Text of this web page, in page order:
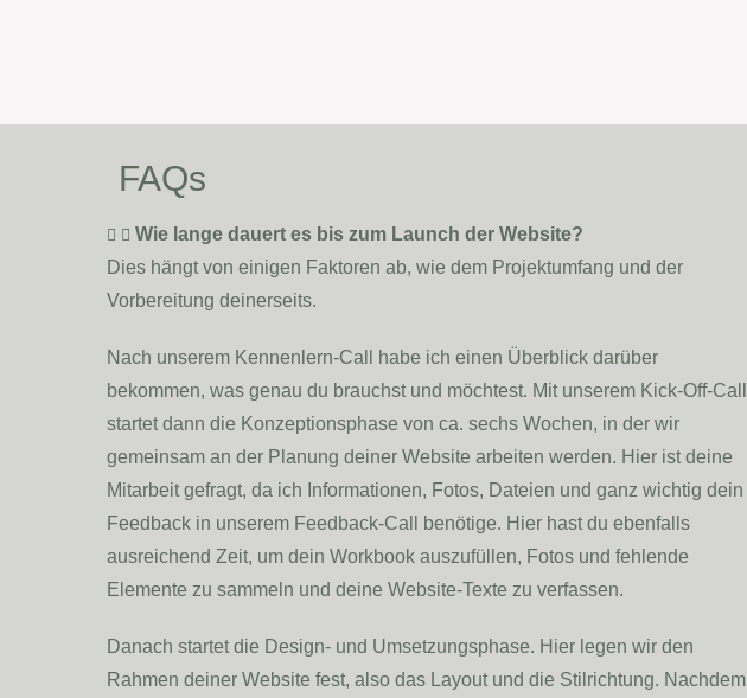
FAQs
Wie lange dauert es bis zum Launch der Website?
Dies hängt von einigen Faktoren ab, wie dem Projektumfang und der
Vorbereitung deinerseits.
Nach unserem Kennenlern-Call habe ich einen Überblick darüber
bekommen, was genau du brauchst und möchtest. Mit unserem Kick-Off-Call
startet dann die Konzeptionsphase von ca. sechs Wochen, in der wir
gemeinsam an der Planung deiner Website arbeiten werden. Hier ist deine
Mitarbeit gefragt, da ich Informationen, Fotos, Dateien und ganz wichtig dein
Feedback in unserem Feedback-Call benötige. Hier hast du ebenfalls
ausreichend Zeit, um dein Workbook auszufüllen, Fotos und fehlende
Elemente zu sammeln und deine Website-Texte zu verfassen.
Danach startet die Design- und Umsetzungsphase. Hier legen wir den
Rahmen deiner Website fest, also das Layout und die Stilrichtung. Nachdem